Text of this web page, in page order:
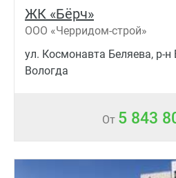
ЖК «Бёрч»
ООО «Черридом-строй»
ул. Космонавта Беляева, р-н
Вологда
От 5 843